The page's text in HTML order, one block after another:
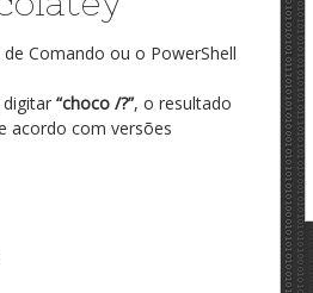
Comando ou o PowerShell
“choco /?”, o resultado
acordo com versões